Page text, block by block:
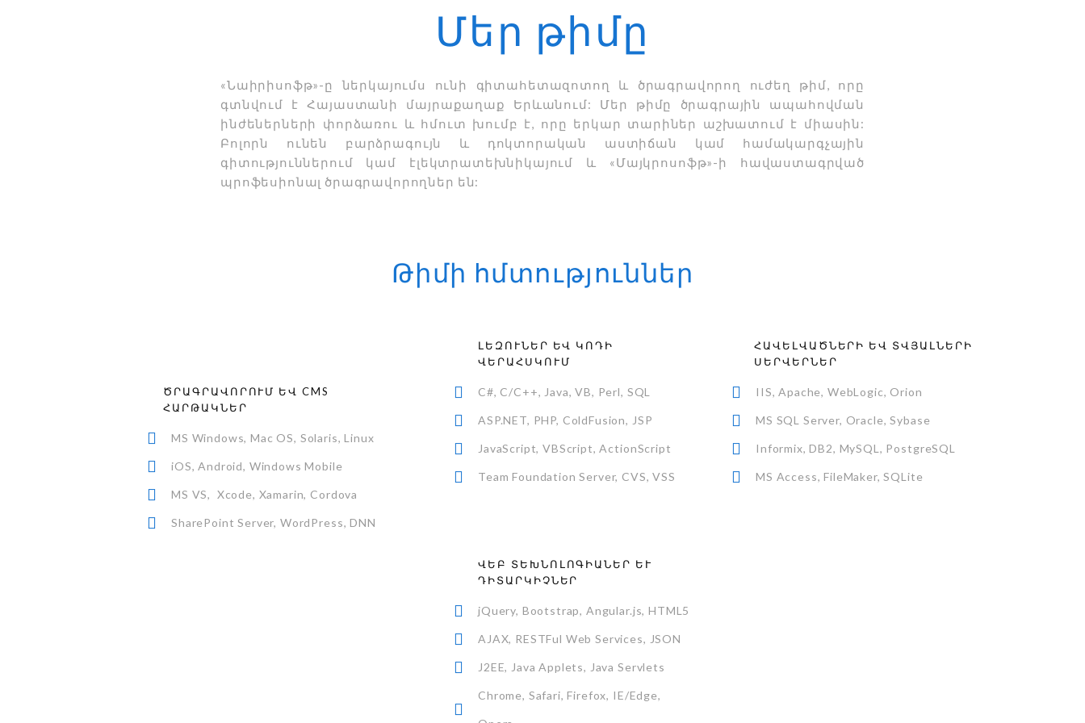
Մեր թիմը
«Նաիրիսոֆթ»-ը ներկայումս ունի գիտահետազոտող և ծրագրավորող ուժեղ թիմ, որը
գտնվում է Հայաստանի մայրաքաղաք Երևանում: Մեր թիմը ծրագրային ապահովման
ինժեներների փորձառու և հմուտ խումբ է, որը երկար տարիներ աշխատում է միասին:
Բոլորն ունեն բարձրագույն և դոկտորական աստիճան կամ համակարգչային
գիտություններում կամ էլեկտրատեխնիկայում և «Մայկրոսոֆթ»-ի հավաստագրված
պրոֆեսիոնալ ծրագրավորողներ են:
Թիմի հմտություններ
ԾՐԱԳՐԱՎՈՐՈՒՄ ԵՎ CMS
ՀԱՐԹԱԿՆԵՐ
MS Windows, Mac OS, Solaris, Linux
iOS, Android, Windows Mobile
MS VS, Xcode, Xamarin, Cordova
SharePoint Server, WordPress, DNN
ԼԵԶՈՒՆԵՐ ԵՎ ԿՈԴԻ
ՎԵՐԱՀՍԿՈՒՄ
C#, C/C++, Java, VB, Perl, SQL
ASP.NET, PHP, ColdFusion, JSP
JavaScript, VBScript, ActionScript
Team Foundation Server, CVS, VSS
ՎԵԲ ՏԵԽՆՈԼՈԳԻԱՆԵՐ ԵՒ Դ
ԻՏԱՐԿԻՉՆԵՐ
jQuery, Bootstrap, Angular.js, HTML5
AJAX, RESTFul Web Services, JSON
J2EE, Java Applets, Java Servlets
Chrome, Safari, Firefox, IE/Edge,
ՀԱՎԵԼՎԱԾՆԵՐԻ ԵՎ ՏՎՅԱԼՆԵՐԻ
ՍԵՐՎԵՐՆԵՐ
IIS, Apache, WebLogic, Orion
MS SQL Server, Oracle, Sybase
Informix, DB2, MySQL, PostgreSQL
MS Access, FileMaker, SQLite